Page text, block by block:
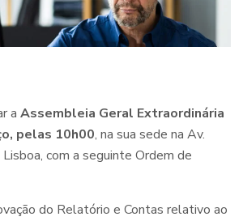
a Assembleia Geral Extraordinária
pelas 10h00, na sua sede na Av.
Lisboa, com a seguinte Ordem de
do Relatório e Contas relativo ao